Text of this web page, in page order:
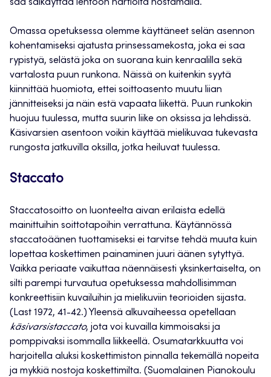
saa säikäyttää lentoon hartioita nostamalla.
Omassa opetuksessa olemme käyttäneet selän asennon
kohentamiseksi ajatusta prinsessamekosta, joka ei saa
rypistyä, selästä joka on suorana kuin kenraalilla sekä
vartalosta puun runkona. Näissä on kuitenkin syytä
kiinnittää huomiota, ettei soittoasento muutu liian
jännitteiseksi ja näin estä vapaata liikettä. Puun runkokin
huojuu tuulessa, mutta suurin liike on oksissa ja lehdissä.
Käsivarsien asentoon voikin käyttää mielikuvaa tukevasta
rungosta jatkuvilla oksilla, jotka heiluvat tuulessa.
Staccato
Staccatosoitto on luonteelta aivan erilaista edellä
mainittuihin soittotapoihin verrattuna. Käytännössä
staccatoäänen tuottamiseksi ei tarvitse tehdä muuta kuin
lopettaa koskettimen painaminen juuri äänen sytyttyä.
Vaikka periaate vaikuttaa näennäisesti yksinkertaiselta, on
silti parempi turvautua opetuksessa mahdollisimman
konkreettisiin kuvailuihin ja mielikuviin teorioiden sijasta.
(Last 1972, 41-42.) Yleensä alkuvaiheessa opetellaan
käsivarsistaccato, jota voi kuvailla kimmoisaksi ja
pomppivaksi isommalla liikkeellä. Osumatarkkuutta voi
harjoitella aluksi koskettimiston pinnalla tekemällä nopeita
ja mykkiä nostoja koskettimilta. (Suomalainen Pianokoulu